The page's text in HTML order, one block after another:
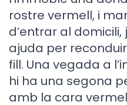
rostre vermell, i
d’entrar al
ajuda per
fill. Una vegada a
hi ha una segona
amb la cara